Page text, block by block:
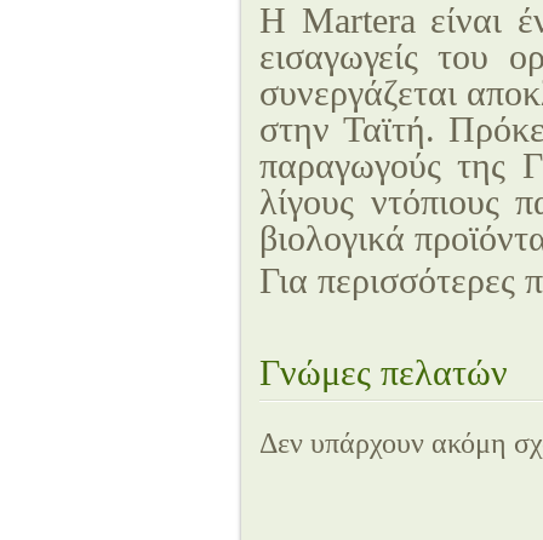
Η Martera είναι
εισαγωγείς του
συνεργάζεται
στην Ταϊτή.
παραγωγούς της
λίγους ντόπιους
βιολογικά
Για περισσότερες
Γνώμες πελατών
Δεν υπάρχουν ακόμη